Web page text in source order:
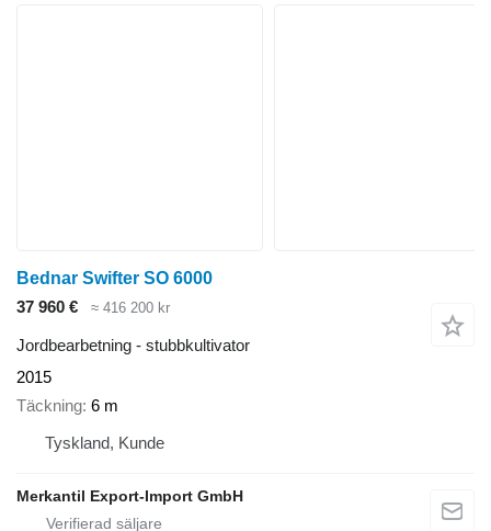
Bednar Swifter SO 6000
37 960 €
≈ 416 200 kr
Jordbearbetning - stubbkultivator
2015
Täckning 6 m
Tyskland, Kunde
Merkantil Export-Import GmbH